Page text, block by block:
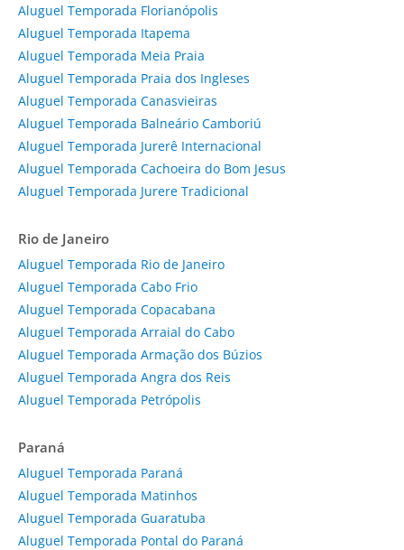
Aluguel Temporada Florianópolis
Aluguel Temporada Itapema
Aluguel Temporada Meia Praia
Aluguel Temporada Praia dos Ingleses
Aluguel Temporada Canasvieiras
Aluguel Temporada Balneário Camboriú
Aluguel Temporada Jurerê Internacional
Aluguel Temporada Cachoeira do Bom Jesus
Aluguel Temporada Jurere Tradicional
Rio de Janeiro
Aluguel Temporada Rio de Janeiro
Aluguel Temporada Cabo Frio
Aluguel Temporada Copacabana
Aluguel Temporada Arraial do Cabo
Aluguel Temporada Armação dos Búzios
Aluguel Temporada Angra dos Reis
Aluguel Temporada Petrópolis
Paraná
Aluguel Temporada Paraná
Aluguel Temporada Matinhos
Aluguel Temporada Guaratuba
Aluguel Temporada Pontal do Paraná